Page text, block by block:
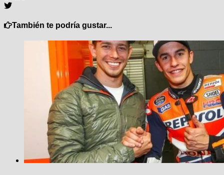
También te podría gustar...